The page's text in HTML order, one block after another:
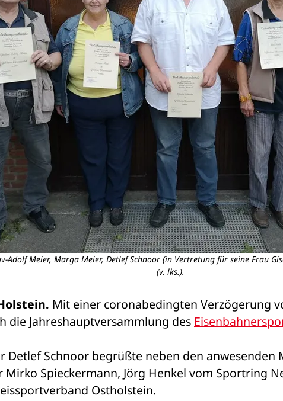
Adolf Meier, Marga Meier, Detlef Schnoor (in Vertretung für seine Frau
(v. lks.).
Mit einer coronabedingten Verzögerung
die Jahreshauptversammlung des
Detlef Schnoor begrüßte neben den anwesenden
Mirko Spieckermann, Jörg Henkel vom Sportring
Ostholstein.